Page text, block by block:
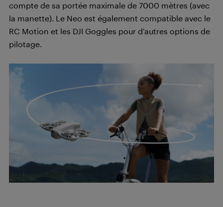
compte de sa portée maximale de 7000 mètres (avec
la manette). Le Neo est également compatible avec le
RC Motion et les DJI Goggles pour d’autres options de
pilotage.